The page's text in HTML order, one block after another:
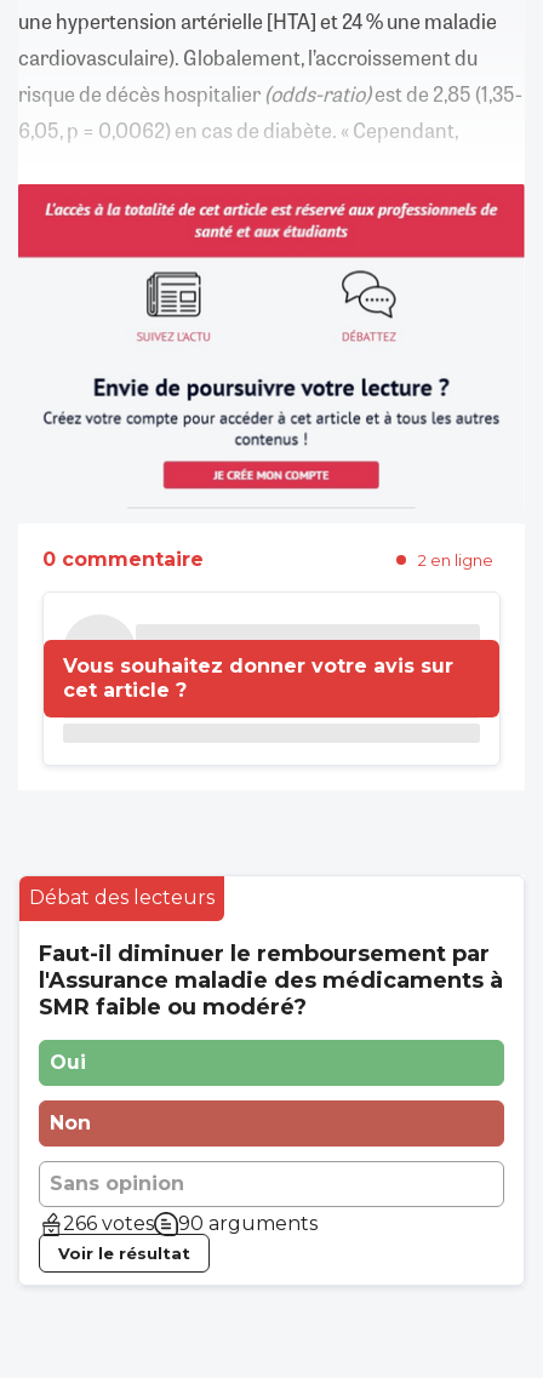
une hypertension artérielle [HTA] et 24 % une maladie
cardiovasculaire). Globalement, l’accroissement du
risque de décès hospitalier (odds-ratio)est de 2,85 (1,35-
6,05, p = 0,0062) en cas de diabète. « Cependant,
0 commentaire 2 en ligne
Vous souhaitez donner votre avis sur
cet article ?
Débat des lecteurs
Faut-il diminuer le remboursement par
l'Assurance maladie des médicaments à
SMR faible ou modéré?
Oui
Non
Sans opinion
266 votes
90 arguments
Voir le résultat